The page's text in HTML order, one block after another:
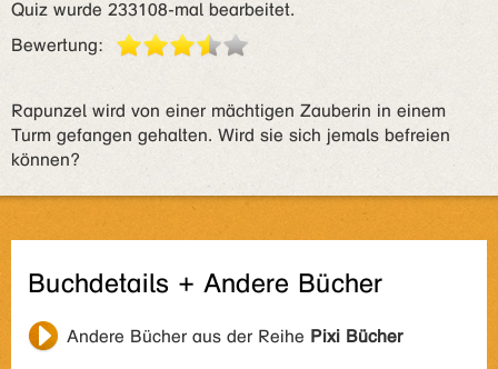
Quiz wurde 233108-mal bearbeitet.
Bewertung:
Rapunzel wird von einer mächtigen Zauberin in einem
Turm gefangen gehalten. Wird sie sich jemals befreien
können?
Buchdetails + Andere Bücher
Andere Bücher aus der Reihe Pixi Bücher